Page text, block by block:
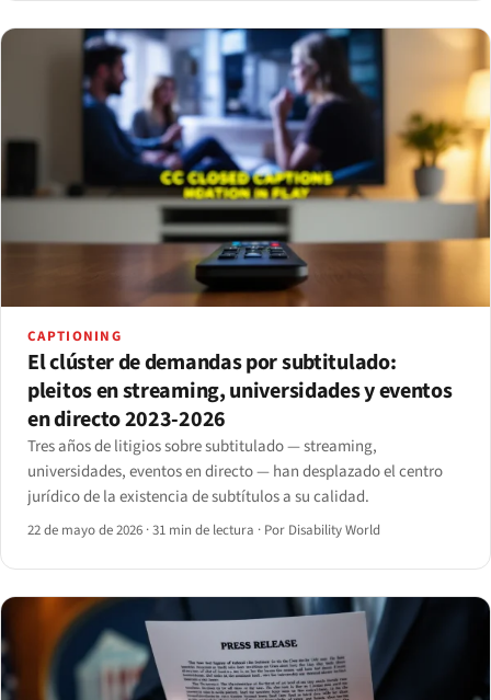
CAPTIONING
El clúster de demandas por subtitulado:
pleitos en streaming, universidades y eventos
en directo 2023-2026
Tres años de litigios sobre subtitulado — streaming,
universidades, eventos en directo — han desplazado el centro
jurídico de la existencia de subtítulos a su calidad.
22 de mayo de 2026 ·31 min de lectura · Por Disability World